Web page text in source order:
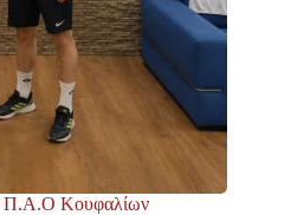
Π.Α.Ο Κουφαλίων